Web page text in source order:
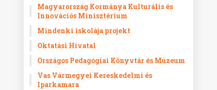
Magyarország Kormánya Kulturális és
Innovációs Minisztérium
Mindenki iskolája projekt
Oktatási Hivatal
Országos Pedagógiai Könyvtár és Múzeum
Vas Vármegyei Kereskedelmi és
Iparkamara